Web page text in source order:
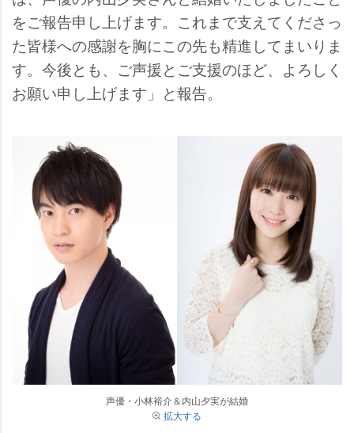
をご報告申し上げます。これまで支えてくださっ
た皆様への感謝を胸にこの先も精進してまいりま
す。今後とも、ご声援とご支援のほど、よろしく
お願い申し上げます」と報告。
声優・小林裕介＆内山夕実が結婚
拡大する